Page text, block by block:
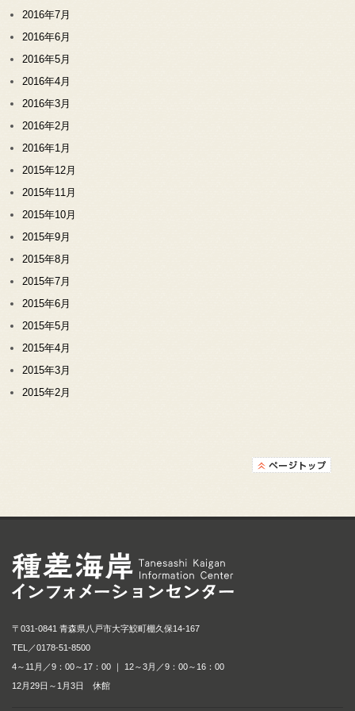
2016年7月
2016年6月
2016年5月
2016年4月
2016年3月
2016年2月
2016年1月
2015年12月
2015年11月
2015年10月
2015年9月
2015年8月
2015年7月
2015年6月
2015年5月
2015年4月
2015年3月
2015年2月
〒031-0841 青森県八戸市大字鮫町棚久保14-167
TEL／0178-51-8500
4～11月／9：00～17：00 ｜ 12～3月／9：00～16：00
12月29日～1月3日 休館